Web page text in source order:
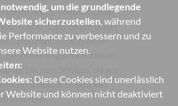
um die grundlegende
sicherzustellen, während
Performance zu verbessern und zu
Website nutzen.
Diese Cookies sind unerlässlich
Website und können nicht deaktiviert
4x75-Meter-Staffel
Meter-Lauf zeigte unser
Leistungen und großen
Besonders spannend blieb
bis zum Schluss, da wir
Gymnasium Broich ein
lieferten.